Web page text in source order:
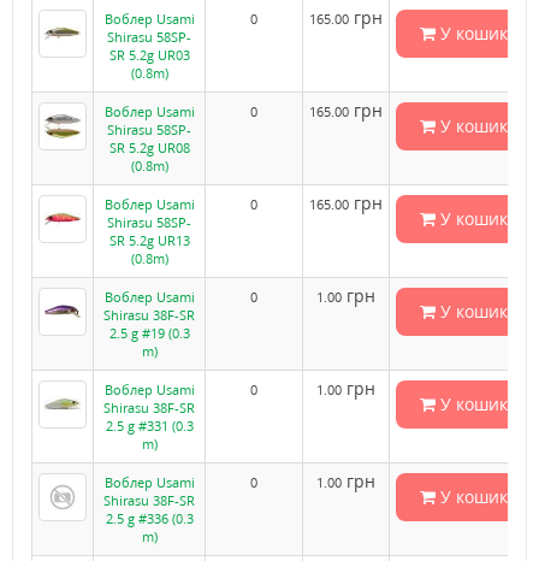
Воблер Usami
Shirasu 58SP-
SR 5.2g UR03
(0.8m)
0 165.00 грн
У кошик
Воблер Usami
Shirasu 58SP-
SR 5.2g UR08
(0.8m)
0 165.00 грн
У кошик
Воблер Usami
Shirasu 58SP-
SR 5.2g UR13
(0.8m)
0 165.00 грн
У кошик
Воблер Usami
Shirasu 38F-SR
2.5 g #19 (0.3
m)
0 1.00 грн
У кошик
Воблер Usami
Shirasu 38F-SR
2.5 g #331 (0.3
m)
0 1.00 грн
У кошик
Воблер Usami
Shirasu 38F-SR
2.5 g #336 (0.3
m)
0 1.00 грн
У кошик